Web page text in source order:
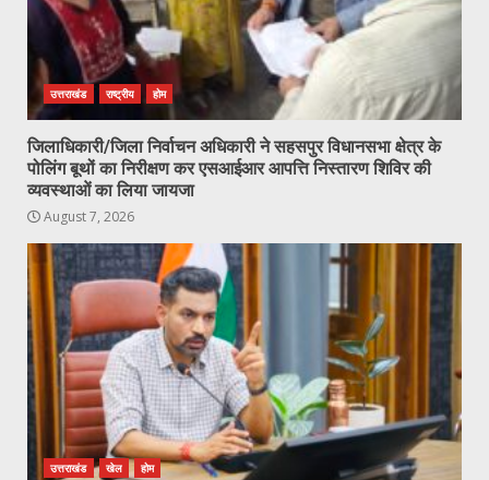
उत्तराखंड राष्ट्रीय होम
जिलाधिकारी/जिला निर्वाचन अधिकारी ने सहसपुर विधानसभा क्षेत्र के
पोलिंग बूथों का निरीक्षण कर एसआईआर आपत्ति निस्तारण शिविर की
व्यवस्थाओं का लिया जायजा
August 7, 2026
उत्तराखंड खेल होम